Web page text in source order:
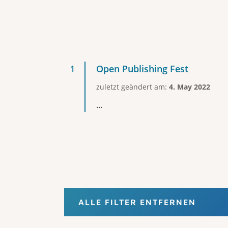
Open Publishing Fest
zuletzt geändert am: 4. May 2022
...
ALLE FILTER ENTFERNEN